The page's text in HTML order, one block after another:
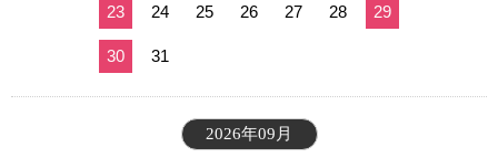
23 24 25 26 27 28 29
30 31
2026年09月